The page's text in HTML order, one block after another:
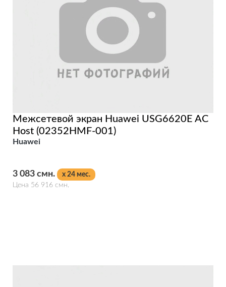
Межсетевой экран Huawei USG6620E AC
Host (02352HMF-001)
Huawei
3 083 смн.
x 24 мес.
Цена 56 916 смн.